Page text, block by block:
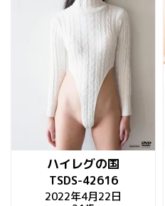
ハイレグの国
TSDS-42616
2022年4月22日